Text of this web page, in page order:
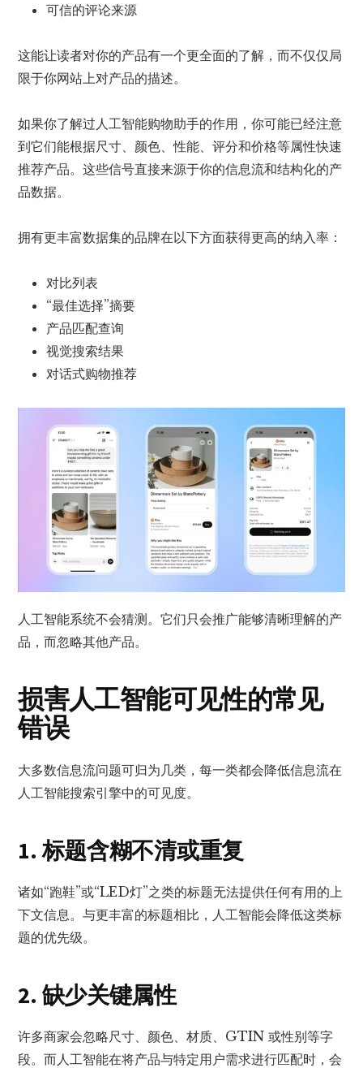
可信的评论来源
这能让读者对你的产品有一个更全面的了解，而不仅仅局
限于你网站上对产品的描述。
如果你了解过人工智能购物助手的作用 ，你可能已经注意
到它们能根据尺寸、颜色、性能、评分和价格等属性快速
推荐产品。这些信号直接来源于你的信息流和结构化的产
品数据。
拥有更丰富数据集的品牌在以下方面获得更高的纳入率：
对比列表
“最佳选择”摘要
产品匹配查询
视觉搜索结果
对话式购物推荐
人工智能系统不会猜测。它们只会推广能够清晰理解的产
品，而忽略其他产品。
损害人工智能可见性的常见
错误
大多数信息流问题可归为几类，每一类都会降低信息流在
人工智能搜索引擎中的可见度。
1. 标题含糊不清或重复
诸如“跑鞋”或“LED灯”之类的标题无法提供任何有用的上
下文信息。与更丰富的标题相比，人工智能会降低这类标
题的优先级。
2. 缺少关键属性
许多商家会忽略尺寸、颜色、材质、GTIN 或性别等字
段。而人工智能在将产品与特定用户需求进行匹配时，会